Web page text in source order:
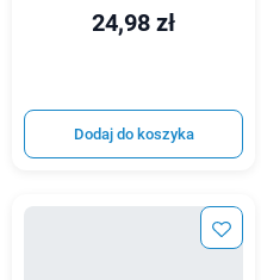
24,98 zł
Dodaj do koszyka